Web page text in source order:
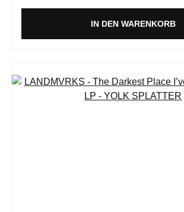
IN DEN WARENKORB